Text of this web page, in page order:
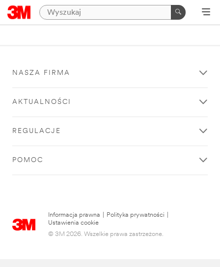
NASZA FIRMA
AKTUALNOŚCI
REGULACJE
POMOC
Informacja prawna Polityka prywatności
Ustawienia cookie
© 3M 2026. Wszelkie prawa zastrzeżone.